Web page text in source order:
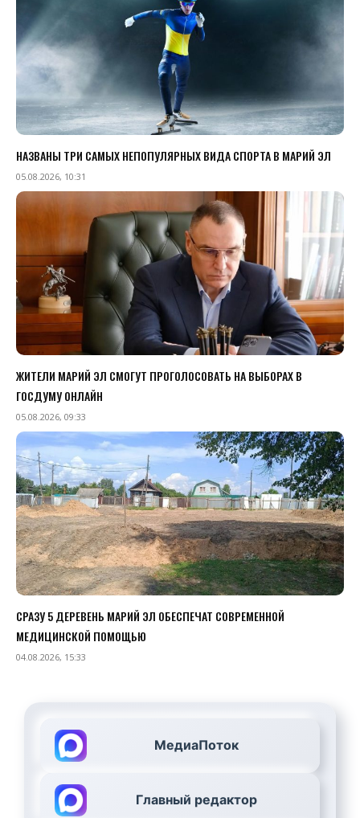
НАЗВАНЫ ТРИ САМЫХ НЕПОПУЛЯРНЫХ ВИДА СПОРТА В МАРИЙ ЭЛ
05.08.2026, 10:31
ЖИТЕЛИ МАРИЙ ЭЛ СМОГУТ ПРОГОЛОСОВАТЬ НА ВЫБОРАХ В
ГОСДУМУ ОНЛАЙН
05.08.2026, 09:33
СРАЗУ 5 ДЕРЕВЕНЬ МАРИЙ ЭЛ ОБЕСПЕЧАТ СОВРЕМЕННОЙ
МЕДИЦИНСКОЙ ПОМОЩЬЮ
04.08.2026, 15:33
МедиаПоток
Главный редактор